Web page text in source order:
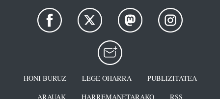
HONI BURUZ LEGE OHARRA
PUBLIZITATEA
ARAUAK
HARREMANETARAKO RSS